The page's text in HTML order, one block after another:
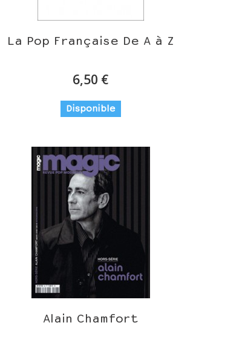
La Pop Française De A à Z
6,50 €
Disponible
Alain Chamfort